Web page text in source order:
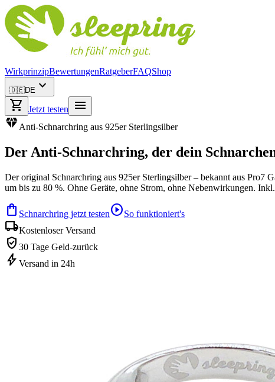
WirkprinzipBewertungenRatgeberFAQShop
🇩🇪DE expand_more
shopping_cart
Jetzt testen
menu
diamondAnti-Schnarchring aus 925er Sterlingsilber
Der Anti-Schnarchring, der dein
Der original Schnarchring aus 925er Sterlingsilber – bekannt aus
um bis zu 80 %. Ohne Geräte, ohne Strom, ohne Nebenwirkungen.
shopping_bag Schnarchring jetzt testenplay_circleSo funktioniert's
local_shippingKostenloser Versand
verified_user 30 Tage Geld-zurück
bolt Versand in 24h